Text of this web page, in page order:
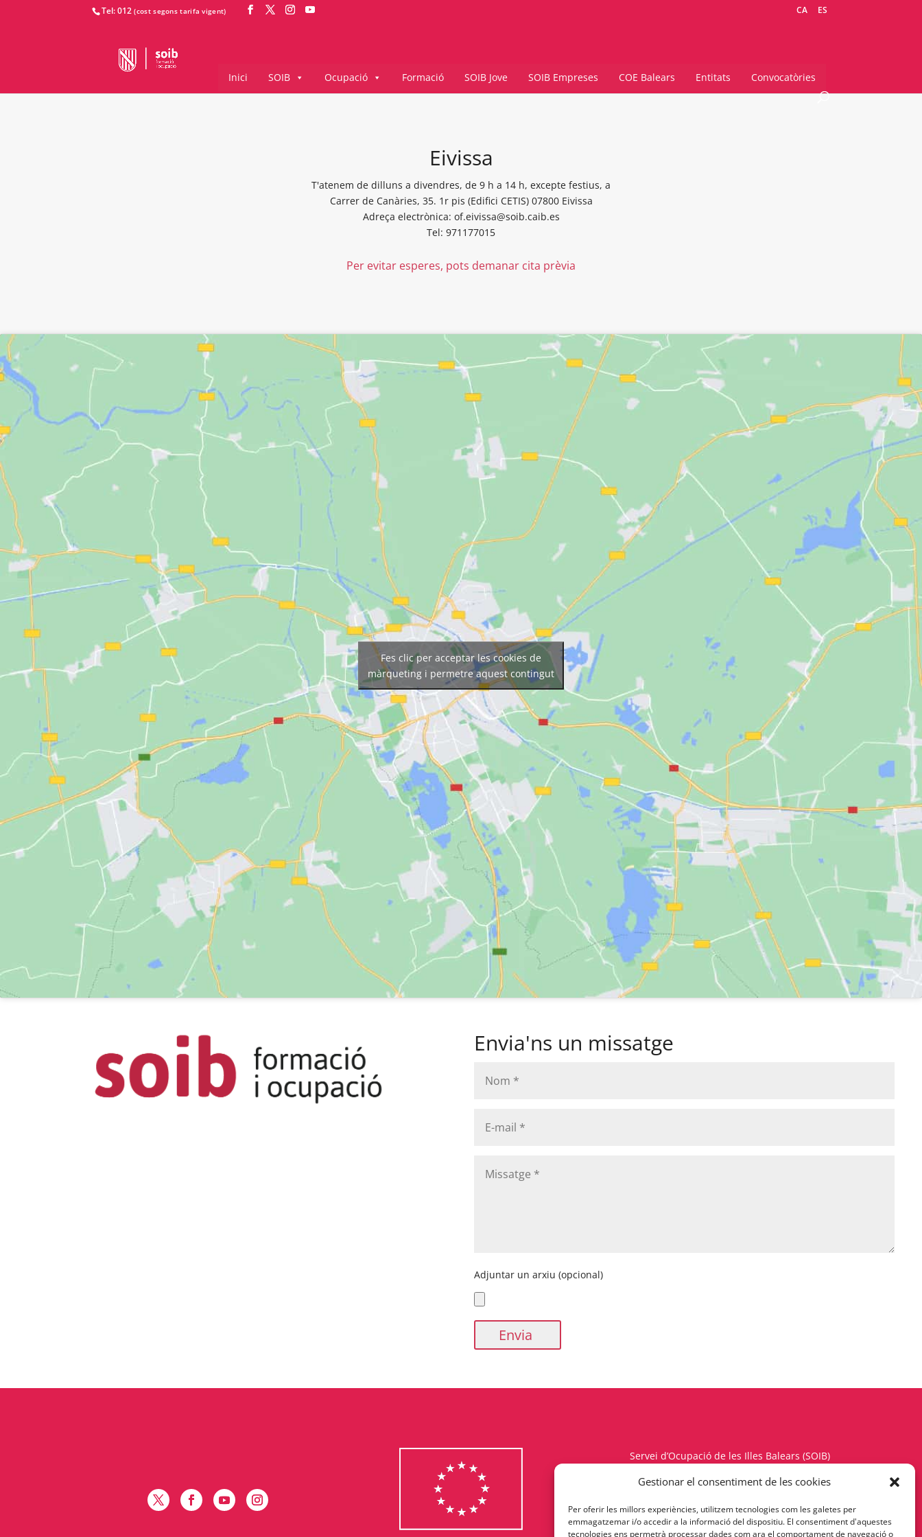
Gestionar el consentiment de les cookies
Per oferir les millors experiències, utilitzem tecnologies com les galetes per
emmagatzemar i/o accedir a la informació del dispositiu. El consentiment d'aquestes
tecnologies ens permetrà processar dades com ara el comportament de navegació o
Tel: 012 CA ES
Inici SOIB Ocupació Formació SOIB Jove SOIB Empreses COE Balears Entitats Convocatòries
Eivissa
T'atenem de dilluns a divendres, de 9 h a 14 h, excepte festius, a
Carrer de Canàries, 35. 1r pis (Edifici CETIS) 07800 Eivissa
Adreça electrònica: of.eivissa@soib.caib.es
Tel: 971177015
Per evitar esperes, pots demanar cita prèvia
Fes clic per acceptar les cookies de
màrqueting i permetre aquest contingut
Envia'ns un missatge
Adjuntar un arxiu (opcional)
Servei d’Ocupació de les Illes Balears (SOIB)
Carrer del Gremi d’Hortolans, 11, 1a planta
Telèfon 971177900 – Fax 971176342